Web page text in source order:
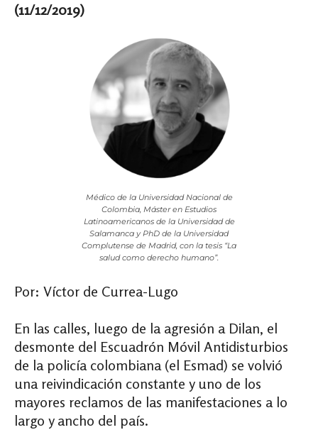
(11/12/2019)
Médico de la Universidad Nacional de
Colombia, Máster en Estudios
Latinoamericanos de la Universidad de
Salamanca y PhD de la Universidad
Complutense de Madrid, con la tesis “La
salud como derecho humano”.
Por: Víctor de Currea-Lugo
En las calles, luego de la agresión a Dilan, el
desmonte del Escuadrón Móvil Antidisturbios
de la policía colombiana (el Esmad) se volvió
una reivindicación constante y uno de los
mayores reclamos de las manifestaciones a lo
largo y ancho del país.